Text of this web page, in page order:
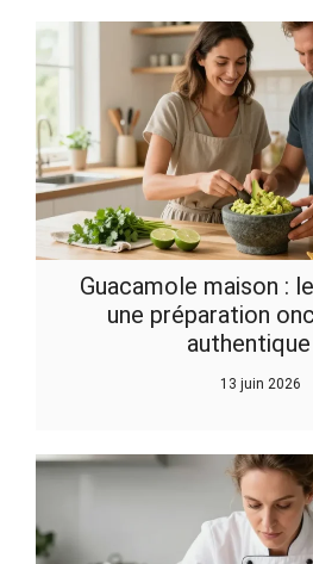
Guacamole maison :
une préparation
authentique
13 juin 2026